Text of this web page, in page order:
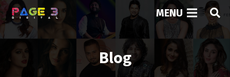
MENU
Blog